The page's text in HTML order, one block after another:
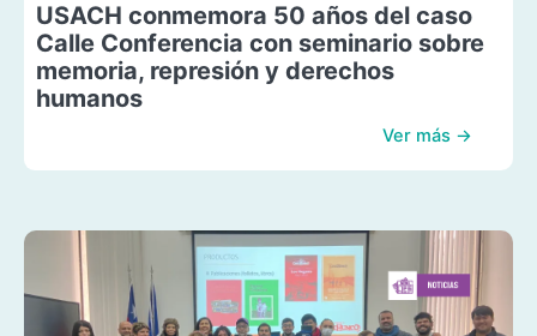
USACH conmemora 50 años del caso
Calle Conferencia con seminario sobre
memoria, represión y derechos
humanos
Ver más →